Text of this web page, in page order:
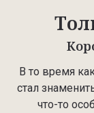
В то время
стал
что-то